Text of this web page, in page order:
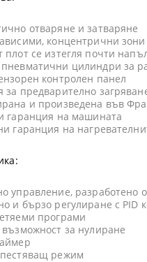
отваряне и затваряне
концентрични
плот се изтегля почти
цилиндри за
контролен панел
за предварително
и произведена във
гаранция на машината
гаранция на
управление, разработено
и бързо регулиране с PID
програми
за нулиране
режим